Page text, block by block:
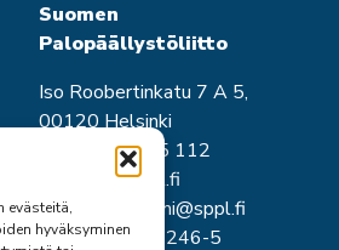
evästeitä,
hyväksyminen
Suomen
Palopäällystöliitto
Iso Roobertinkatu 7 A 5,
00120 Helsinki
Puh. 0440 345 112
toimisto@sppl.fi
etunimi.sukunimi@sppl.fi
Y-tunnus 0202246-5